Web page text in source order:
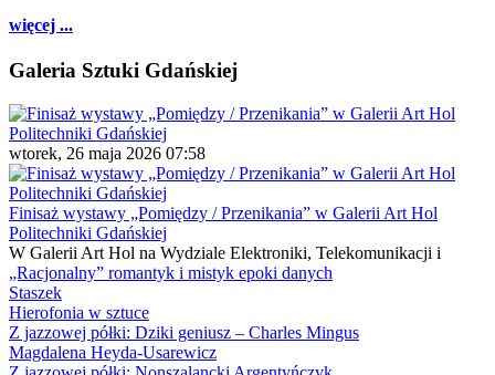
więcej ...
Galeria Sztuki Gdańskiej
wtorek, 26 maja 2026 07:58
Finisaż wystawy „Pomiędzy / Przenikania” w Galerii Art Hol
Politechniki Gdańskiej
W Galerii Art Hol na Wydziale Elektroniki, Telekomunikacji i
„Racjonalny” romantyk i mistyk epoki danych
Staszek
Hierofonia w sztuce
Z jazzowej półki: Dziki geniusz – Charles Mingus
Magdalena Heyda-Usarewicz